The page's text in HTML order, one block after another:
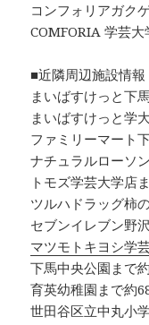
コンフォリアガク
COMFORIA 学芸大
■近隣周辺施設情報
まいばすけっと下
まいばすけっと学
ファミリーマート
ナチュラルローソ
トモズ学芸大学店
ツルハドラッグ柿
セブンイレブン野
マツモトキヨシ学
下馬中央公園まで
育英幼稚園まで約
世田谷区立中丸小